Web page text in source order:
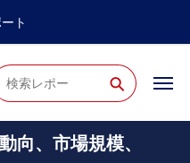
ト
⚲
向、市場規模、